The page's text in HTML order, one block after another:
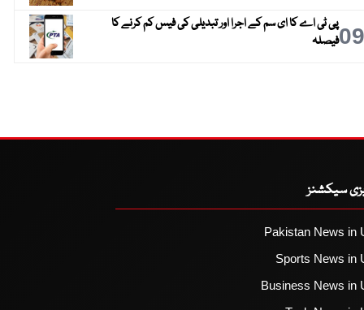
09پی ٹی اے کا ای سم کے اجرا اور تبدیلی کی فیس کم کرنے کا
فیصلہ
سیکشنز
Pakistan News in
Sports News in
Business News in